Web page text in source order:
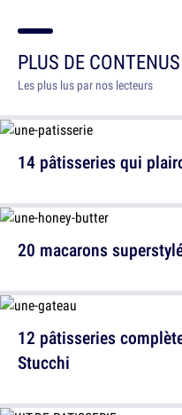
PLUS DE
Les plus lus par nos lecteurs
20 macarons
14 pâtisseries qui
12 pâtisseries
Stucchi